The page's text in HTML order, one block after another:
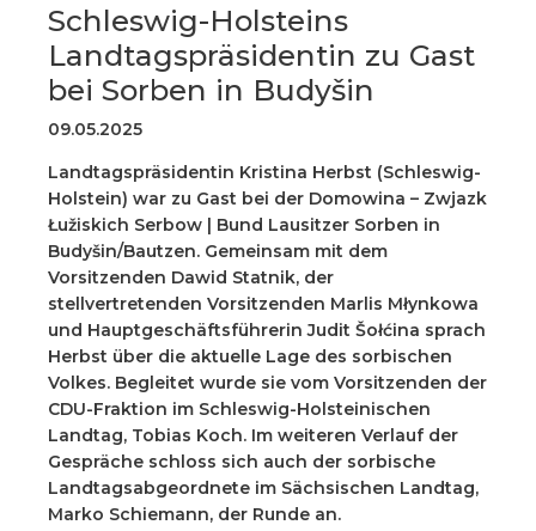
Schleswig-Holsteins
Landtagspräsidentin zu Gast
bei Sorben in Budyšin
09.05.2025
Landtagspräsidentin Kristina Herbst (Schleswig-
Holstein) war zu Gast bei der Domowina – Zwjazk
Łužiskich Serbow | Bund Lausitzer Sorben in
Budyšin/Bautzen. Gemeinsam mit dem
Vorsitzenden Dawid Statnik, der
stellvertretenden Vorsitzenden Marlis Młynkowa
und Hauptgeschäftsführerin Judit Šołćina sprach
Herbst über die aktuelle Lage des sorbischen
Volkes. Begleitet wurde sie vom Vorsitzenden der
CDU-Fraktion im Schleswig-Holsteinischen
Landtag, Tobias Koch. Im weiteren Verlauf der
Gespräche schloss sich auch der sorbische
Landtagsabgeordnete im Sächsischen Landtag,
Marko Schiemann, der Runde an.